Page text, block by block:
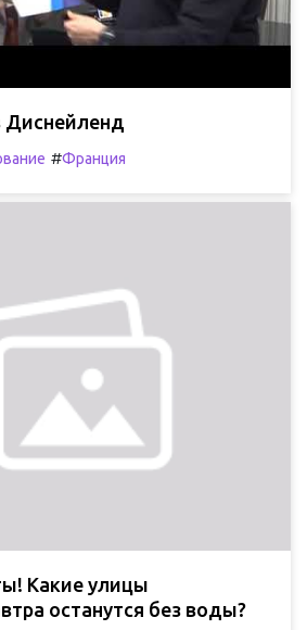
Диснейленд
#Франция
Какие улицы
останутся без воды?